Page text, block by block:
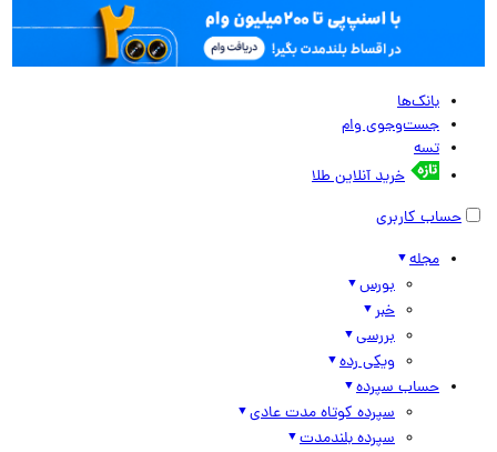
بانک‌ها
جست‌وجوی وام
تسه
خرید آنلاین طلا
حساب کاربری
مجله
بورس
خبر
بررسی
ویکی رده
حساب سپرده
سپرده کوتاه مدت عادی
سپرده بلندمدت